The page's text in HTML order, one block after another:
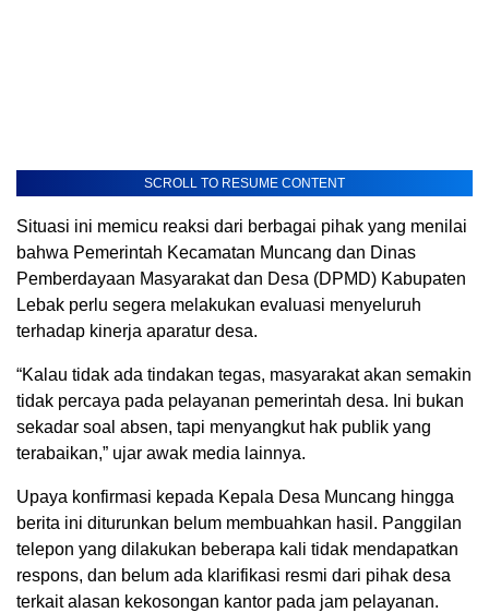
SCROLL TO RESUME CONTENT
Situasi ini memicu reaksi dari berbagai pihak yang menilai
bahwa Pemerintah Kecamatan Muncang dan Dinas
Pemberdayaan Masyarakat dan Desa (DPMD) Kabupaten
Lebak perlu segera melakukan evaluasi menyeluruh
terhadap kinerja aparatur desa.
“Kalau tidak ada tindakan tegas, masyarakat akan semakin
tidak percaya pada pelayanan pemerintah desa. Ini bukan
sekadar soal absen, tapi menyangkut hak publik yang
terabaikan,” ujar awak media lainnya.
Upaya konfirmasi kepada Kepala Desa Muncang hingga
berita ini diturunkan belum membuahkan hasil. Panggilan
telepon yang dilakukan beberapa kali tidak mendapatkan
respons, dan belum ada klarifikasi resmi dari pihak desa
terkait alasan kekosongan kantor pada jam pelayanan.